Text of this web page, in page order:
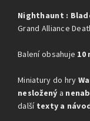
0,0
z
hvězdiček.
Nighthaunt :
Grand Alliance
Balení obsahuje 10
Miniatury do hry
nesložený a
další texty a